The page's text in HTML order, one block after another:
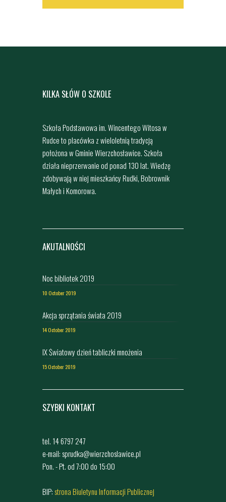
KILKA SŁÓW O SZKOLE
Szkoła Podstawowa im. Wincentego Witosa w
Rudce to placówka z wieloletnią tradycją
położona w Gminie Wierzchosławice. Szkoła
działa nieprzerwanie od ponad 130 lat. Wiedzę
zdobywają w niej mieszkańcy Rudki, Bobrownik
Małych i Komorowa.
AKUTALNOŚCI
Noc bibliotek 2019
10 October 2019
Akcja sprzątania świata 2019
14 October 2019
IX Światowy dzień tabliczki mnożenia
15 October 2019
SZYBKI KONTAKT
tel. 14 6797 247
e-mail: sprudka@wierzchoslawice.pl
Pon. - Pt. od 7:00 do 15:00
BIP:strona Biuletynu Informacji Publicznej